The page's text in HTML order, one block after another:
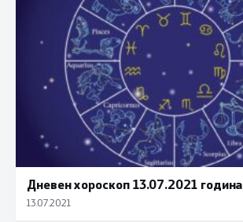
Дневен хороскоп 13.07.2021 година
13.07.2021